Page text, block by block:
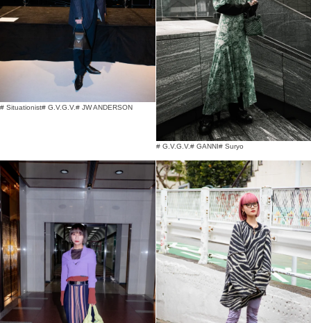
# Situationist# G.V.G.V.# JW ANDERSON
# G.V.G.V.# GANNI# Suryo